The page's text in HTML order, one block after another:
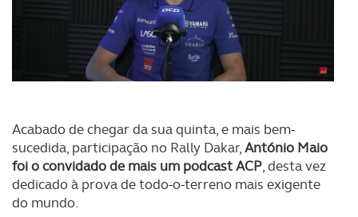
Acabado de chegar da sua quinta, e mais bem-
sucedida, participação no Rally Dakar,António Maio
foi o convidado de mais um podcast ACP, desta vez
dedicado à prova de todo-o-terreno mais exigente
do mundo.